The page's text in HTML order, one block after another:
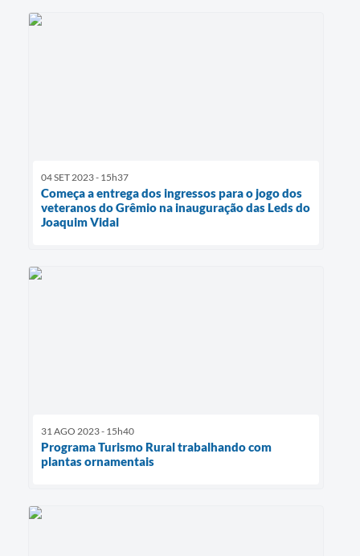
04 SET 2023 - 15h37
Começa a entrega dos ingressos para o jogo dos
veteranos do Grêmio na inauguração das Leds do
Joaquim Vidal
31 AGO 2023 - 15h40
Programa Turismo Rural trabalhando com
plantas ornamentais